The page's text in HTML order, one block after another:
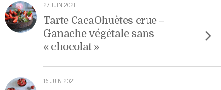
27 JUIN 2021
Tarte CacaOhuètes crue –
Ganache végétale sans
« chocolat »
16 JUIN 2021